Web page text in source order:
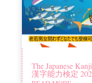
The Japanese
漢字能力検定